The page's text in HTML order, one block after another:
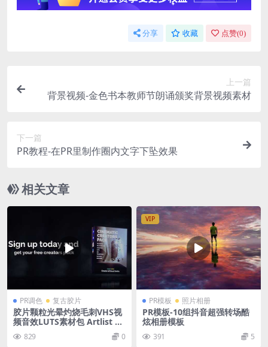
分享 收藏 点赞(0)
上一篇
背景视频-金色书本教师节朗诵颁奖背景视频素材
下一篇
PR教程-在PR里制作圈内文字下坠效果
相关文章
PR调色 复古胶片
胶片颗粒光晕灼烧毛刺VHS视
频音效LUTS素材包 Artlist –
Cinematic Creator Pack 20
20 829 0
VIP
PR模板 照片相册
PR模板-10组抖音超强转场酷
炫相册模板
391 5